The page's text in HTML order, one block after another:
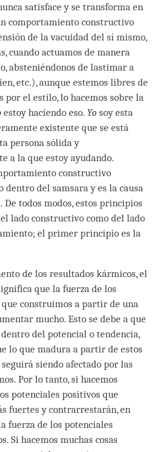
satisface y se transforma en
comportamiento constructivo
de la vacuidad del sí mismo,
cuando actuamos de manera
absteniéndonos de lastimar a
etc.), aunque estemos libres de
por el estilo, lo hacemos sobre la
estoy haciendo eso. Yo soy esta
existente que se está
persona sólida y
a la que estoy ayudando.
constructivo
del samsara y es la causa
todos modos, estos principios
lado constructivo como del lado
el primer principio es la
de los resultados kármicos, el
que la fuerza de los
construimos a partir de una
mucho. Esto se debe a que
del potencial o tendencia,
lo que madura a partir de estos
siendo afectado por las
Por lo tanto, si hacemos
potenciales positivos que
fuertes y contrarrestarán, en
fuerza de los potenciales
Si hacemos muchas cosas